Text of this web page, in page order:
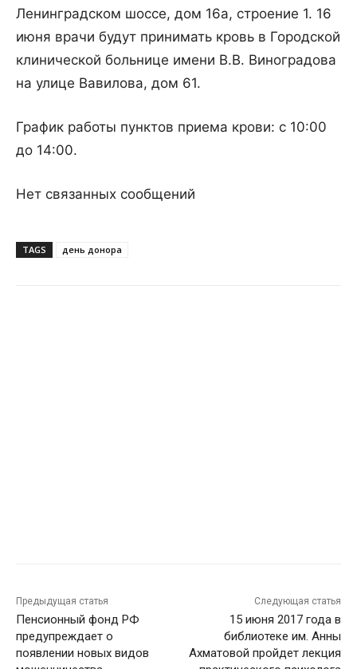
Ленинградском шоссе, дом 16а, строение 1. 16
июня врачи будут принимать кровь в Городской
клинической больнице имени В.В. Виноградова
на улице Вавилова, дом 61.
График работы пунктов приема крови: с 10:00
до 14:00.
Нет связанных сообщений
TAGS день донора
Предыдущая статья
Пенсионный фонд РФ
предупреждает о
появлении новых видов
Следующая статья
15 июня 2017 года в
библиотеке им. Анны
Ахматовой пройдет лекция